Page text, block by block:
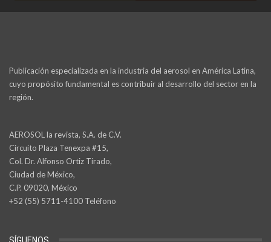
Publicación especializada en la industria del aerosol en América Latina,
cuyo propósito fundamental es contribuir al desarrollo del sector en la
región.
AEROSOL la revista, S.A. de C.V.
Circuito Plaza Tenexpa #15,
Col. Dr. Alfonso Ortiz Tirado,
Ciudad de México,
C.P. 09020, México
+52 (55) 5711-4100 Teléfono
SÍGUENOS